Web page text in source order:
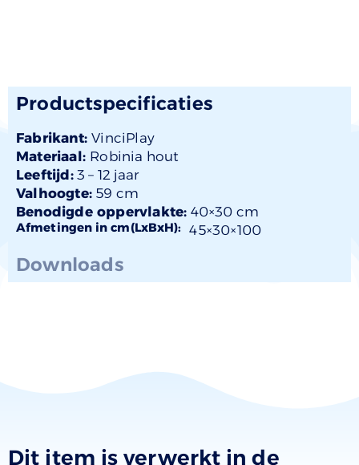
Productspecificaties
Fabrikant:VinciPlay
Materiaal: Robinia hout
Leeftijd:3 – 12 jaar
Valhoogte: 59 cm
Benodigde oppervlakte: 40×30 cm
Afmetingen in cm(LxBxH): 45×30×100
Downloads
Dit item is verwerkt in de